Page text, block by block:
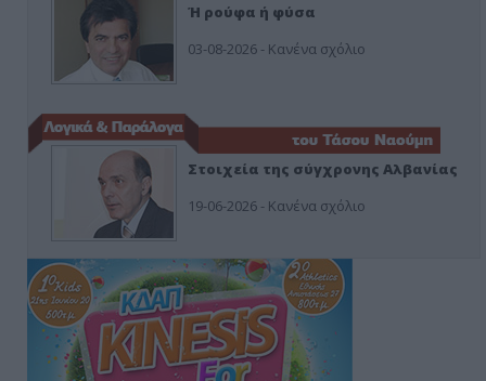
Ή ρούφα ή φύσα
03-08-2026 - Κανένα σχόλιο
Στοιχεία της σύγχρονης Αλβανίας
19-06-2026 - Κανένα σχόλιο